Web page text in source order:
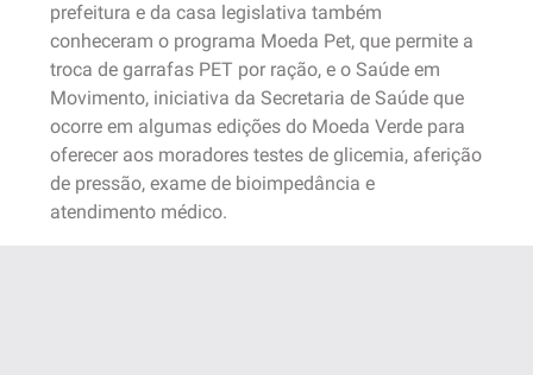
prefeitura e da casa legislativa também
conheceram o programa Moeda Pet, que permite a
troca de garrafas PET por ração, e o Saúde em
Movimento, iniciativa da Secretaria de Saúde que
ocorre em algumas edições do Moeda Verde para
oferecer aos moradores testes de glicemia, aferição
de pressão, exame de bioimpedância e
atendimento médico.